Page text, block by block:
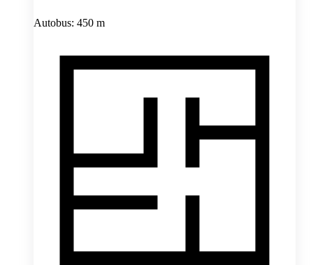
Autobus: 450 m